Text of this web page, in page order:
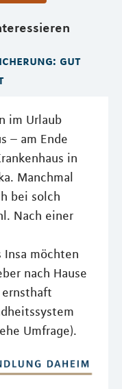
gut
im Urlaub
– am Ende
in
Manchmal
bei solch
Nach einer
möchten
nach Hause
Umfrage).